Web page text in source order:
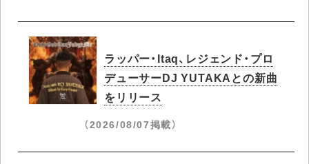
ラッパー・Itaq、レジェンド・プロ
デューサーDJ YUTAKAとの新曲
をリリース
（2026/08/07掲載）